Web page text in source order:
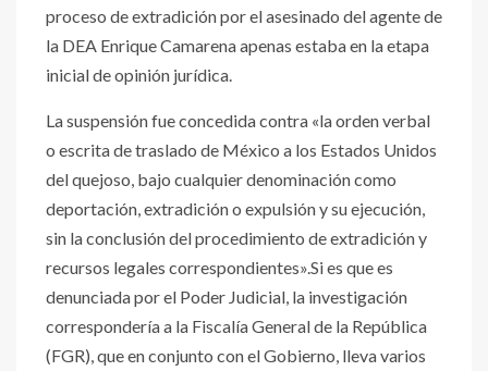
proceso de extradición por el asesinado del agente de
la DEA Enrique Camarena apenas estaba en la etapa
inicial de opinión jurídica.
La suspensión fue concedida contra «la orden verbal
o escrita de traslado de México a los Estados Unidos
del quejoso, bajo cualquier denominación como
deportación, extradición o expulsión y su ejecución,
sin la conclusión del procedimiento de extradición y
recursos legales correspondientes».Si es que es
denunciada por el Poder Judicial, la investigación
correspondería a la Fiscalía General de la República
(FGR), que en conjunto con el Gobierno, lleva varios